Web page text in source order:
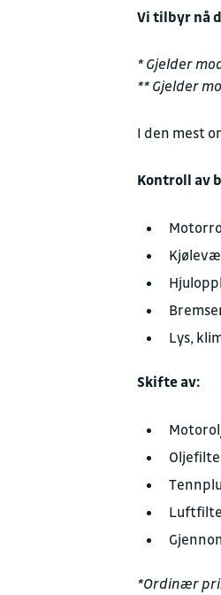
Vi tilbyr nå
* Gjelder
** Gjelder
I den mest
Kontroll av
Lys,
Skifte av:
*Ordinær